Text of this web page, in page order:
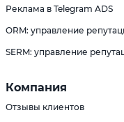
Реклама в Telegram ADS
ORM: управление
SERM: управление
Компания
Отзывы клиентов